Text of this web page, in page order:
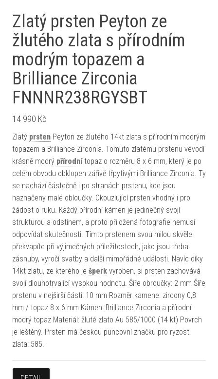
Zlatý prsten Peyton ze
žlutého zlata s přírodním
modrým topazem a
Brilliance Zirconia
FNNNR238RGYSBT
14 990 Kč
Zlatý prsten Peyton ze žlutého 14kt zlata s přírodním modrým
topazem a Brilliance Zirconia. Tomuto zlatému prstenu vévodí
krásně modrý přírodnítopaz o rozměru 8 x 6 mm, který je po
celém obvodu obklopen zářivě třpytivými Brilliance Zirconia. Ty
se nachází částečně i po stranách prstenu, kde jsou
naznačeny malé obloučky. Okouzlující prsten vhodný i pro
žádost o ruku. Každý přírodní kámen je jedinečný svojí
strukturou a odstínem, a proto přiložená fotografie nemusí
odpovídat skutečnosti. Tímto prstenem svou milou skvěle
překvapíte při výjimečných příležitostech, jako jsou třeba
zásnuby, vyročí svatby a další mimořádné události. Navíc díky
14kt zlatu, ze kterého je šperk vyroben, si prsten zachovává
svojí dlouhotrvající vysokou hodnotu. Šíře obroučky: 2 mm Šíře
prstenu v nejširší části: 10 mm Rozměr kamene: zircony 0,8
mm / topaz 8 x 6 mm Kámen: Brilliance Zirconia a přírodní
modrý topaz Materiál: žluté zlato Au 585/1000 (14 kt) Povrch
je leštěný. Prsten má českou puncovní značku pro ryzost
zlata: 585.